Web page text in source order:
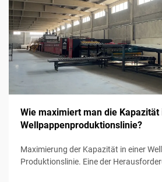
Wie maximiert man die Kapazität
Wellpappenproduktionslinie?
Maximierung der Kapazität in einer
Produktionslinie. Eine der